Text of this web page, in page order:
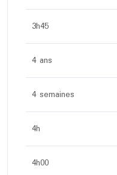
3h45
4 ans
4 semaines
4h
4h00